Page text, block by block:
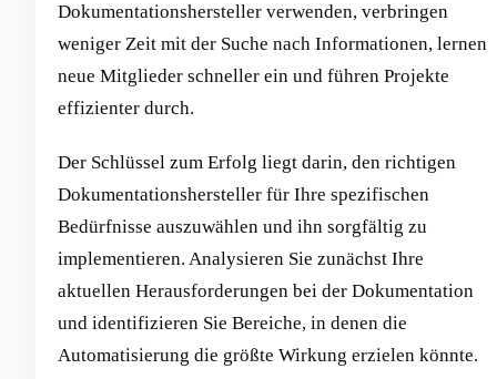
Dokumentationshersteller verwenden, verbringen
weniger Zeit mit der Suche nach Informationen, lernen
neue Mitglieder schneller ein und führen Projekte
effizienter durch.
Der Schlüssel zum Erfolg liegt darin, den richtigen
Dokumentationshersteller für Ihre spezifischen
Bedürfnisse auszuwählen und ihn sorgfältig zu
implementieren. Analysieren Sie zunächst Ihre
aktuellen Herausforderungen bei der Dokumentation
und identifizieren Sie Bereiche, in denen die
Automatisierung die größte Wirkung erzielen könnte.